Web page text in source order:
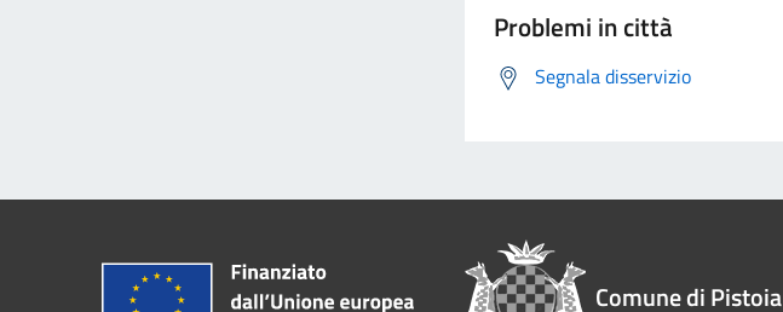
Problemi in città
Segnala disservizio
Comune di Pistoia